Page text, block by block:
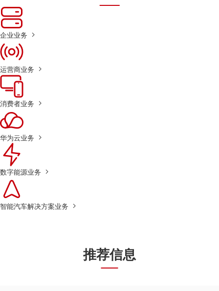
企业业务
运营商业务
消费者业务
华为云业务
数字能源业务
智能汽车解决方案业务
推荐信息